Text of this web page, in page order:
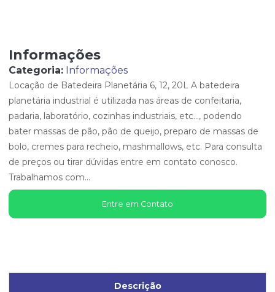
Informações
Categoria: Informações
Locação de Batedeira Planetária 6, 12, 20L A batedeira
planetária industrial é utilizada nas áreas de confeitaria,
padaria, laboratório, cozinhas industriais, etc…, podendo
bater massas de pão, pão de queijo, preparo de massas de
bolo, cremes para recheio, mashmallows, etc. Para consulta
de preços ou tirar dúvidas entre em contato conosco.
Trabalhamos com...
Entre em Contato
Descrição